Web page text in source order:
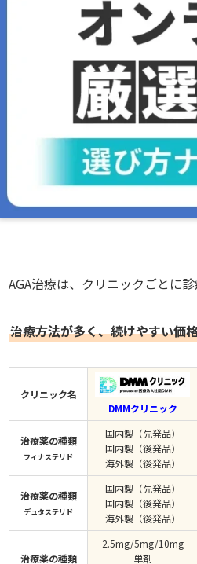
AGA治療は、クリニックごとに
治療方法が多く、続けやすい価
クリニック名
DMMクリニック
治療薬の種類
フィナステリド
国内製（先発品）
国内製（後発品）
海外製（後発品）
治療薬の種類
デュタステリド
国内製（先発品）
国内製（後発品）
海外製（後発品）
治療薬の種類
2.5mg/5mg/10mg
単剤